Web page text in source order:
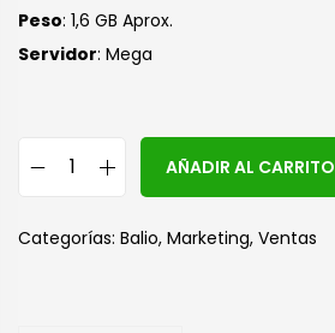
Peso: 1,6 GB Aprox.
Servidor: Mega
AÑADIR AL CARRITO
Categorías: Balio, Marketing, Ventas